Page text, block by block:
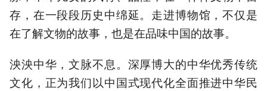
存，在一段段历史中绵延。走进博物馆，不仅是
在了解文物的故事，也是在品味中国的故事。
泱泱中华，文脉不息。深厚博大的中华优秀传统
文化，正为我们以中国式现代化全面推进中华民